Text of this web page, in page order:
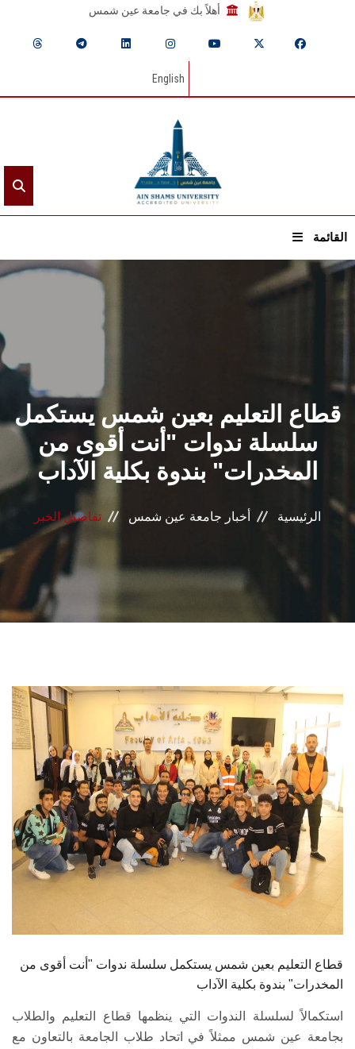
أهلاً بك في جامعة عين شمس
English
القائمة
الرئيسيـة
القطاعـات
الشئون الأكاديمية
البحث العلمي
المراكز والوحدات
الأنظمة الذكية
الطلاب
هيئة التدريس
الدراسات العليا
الخريجين
الموظفون
الزائـرون
قطاع التعليم بعين شمس يستكمل
سلسلة ندوات "أنت أقوى من
المخدرات" بندوة بكلية الآداب
الرئيسية أخبار جامعة عين شمس تفاصيل الخبر
قطاع التعليم بعين شمس يستكمل سلسلة ندوات "أنت أقوى من
المخدرات" بندوة بكلية الآداب
استكمالاً لسلسلة الندوات التي ينظمها قطاع التعليم والطلاب
بجامعة عين شمس ممثلاً في اتحاد طلاب الجامعة بالتعاون مع